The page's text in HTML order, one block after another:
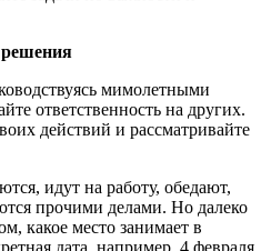
решения
мимолетными
ответственность на других.
действий и рассматривайте
идут на работу, обедают,
прочими делами. Но далеко
какое место занимает в